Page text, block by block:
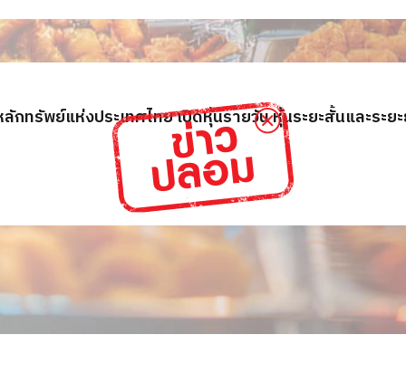
ทรัพย์แห่งประเทศไทย เปิดหุ้นรายวัน หุ้นระยะสั้นและระย